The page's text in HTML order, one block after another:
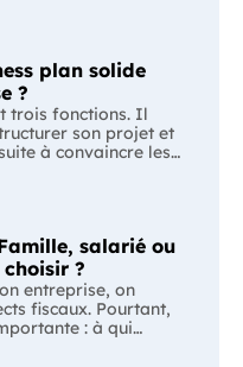
Cette obligation
ou la cession
Le délai
l'entreprise. Les
uniquement
de cession.
fonds de commerce
ou des actions de
Une cession
plan solide
?
trois fonctions. Il
son projet et
à convaincre les
de l'accompagner.
comptes de
évoluera
un document
projet et convaincre
le business
salarié ou
?
entreprise, on
fiscaux. Pourtant,
: à qui
profil du repreneur,